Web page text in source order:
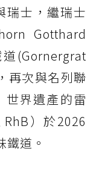
瑞士，繼瑞士
Gotthard
(Gornergrat
再次與名列聯
世界遺產的雷
）於2026
道。